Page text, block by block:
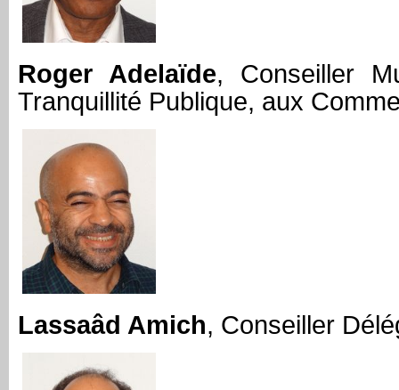
Roger Adelaïde, Conseiller
Tranquillité Publique, aux
Lassaâd Amich, Conseiller